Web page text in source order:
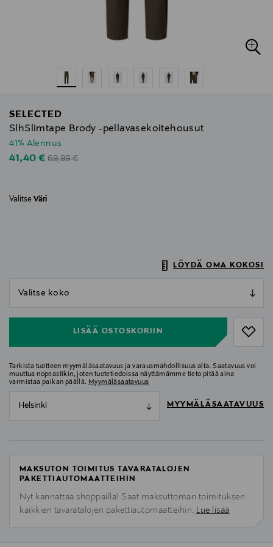
SELECTED
SlhSlimtape Brody -pellavasekoitehousut
41% Alennus
Discounted Price
41,40 €Original Price
69,99 €
Valitse Väri
LÖYDÄ OMA KOKOSI
LISÄÄ OSTOSKORIIN
Tarkista tuotteen myymäläsaatavuus ja varausmahdollisuus alta. Saatavuus voi
muuttua nopeastikin, joten tuotetiedoissa näyttämämme tieto pitää aina
varmistaa paikan päällä. Myymäläsaatavuus
Helsinki MYYMÄLÄSAATAVUUS
MAKSUTON TOIMITUS TAVARATALOJEN
PAKETTIAUTOMAATTEIHIN
Nyt kannattaa shoppailla! Saat maksuttoman toimituksen
kaikkien tavaratalojen pakettiautomaatteihin. Lue lisää